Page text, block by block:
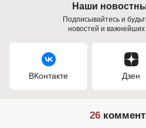
Наши
Подписывайтесь и
новостей и
ВКонтакте Дзен
26